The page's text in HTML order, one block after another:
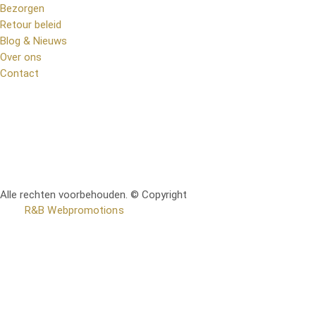
Bezorgen
Retour beleid
Blog & Nieuws
Over ons
Contact
Alle rechten voorbehouden. © Copyright
R&B Webpromotions